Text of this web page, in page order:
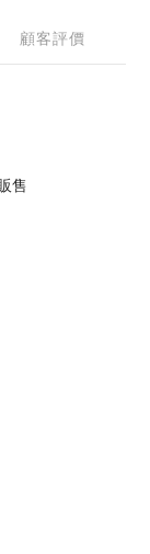
顧客評價
售